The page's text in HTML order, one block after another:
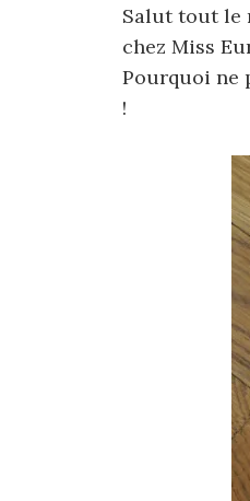
Salut tout le
chez Miss
Pourquoi ne
!